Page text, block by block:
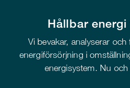
Hållbar
Vi bevakar, analyserar
energiförsörjning i
energisystem. Nu